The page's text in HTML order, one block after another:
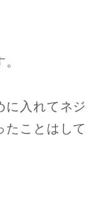
に入れてネジ
たことはして